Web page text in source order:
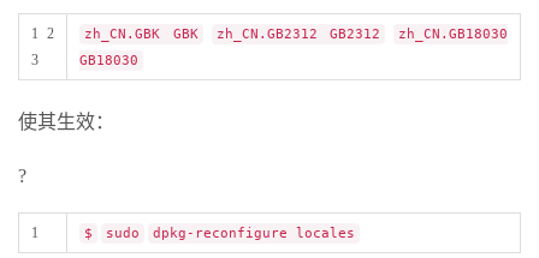
1 2
3
zh_CN.GBK GBK zh_CN.GB2312 GB2312
zh_CN.GB18030
GB18030
使其生效：
?
1 $ sudo dpkg-reconfigure locales